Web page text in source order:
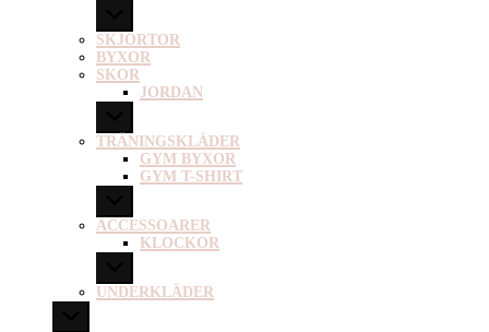
SKJORTOR
BYXOR
SKOR
JORDAN
TRÄNINGSKLÄDER
GYM BYXOR
GYM T-SHIRT
ACCESSOARER
KLOCKOR
UNDERKLÄDER